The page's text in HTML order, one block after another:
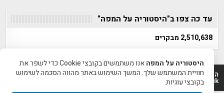
עד כה צפו ב"היסטוריה על המפה"
2,510,638 מבקרים
היסטוריה על המפה 2011-2026 | פרוייקט טיגארט 2012-2026|
www.mapah.co.il | www.tegart.uk
היסטוריה על המפה
אנו משתמשים בקובצי Cookie כדי לשפר את
חוויית המשתמש שלך. המשך השימוש באתר מהווה הסכמה לשימוש
בקובצי עוגיות.